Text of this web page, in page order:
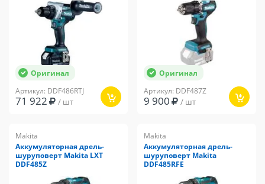
Оригинал
Артикул: DDF486RTJ
71 922 / шт
Оригинал
Артикул: DDF487Z
9 900 / шт
Makita
Аккумуляторная дрель-
шуруповерт Makita LXT
DDF485Z
Makita
Аккумуляторная дрель-
шуруповерт Makita
DDF485RFE